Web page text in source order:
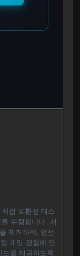
접 호환성 테스
수행합니다. 저
제거하여, 엄선
게임 경험에 안
드를 제공하도록